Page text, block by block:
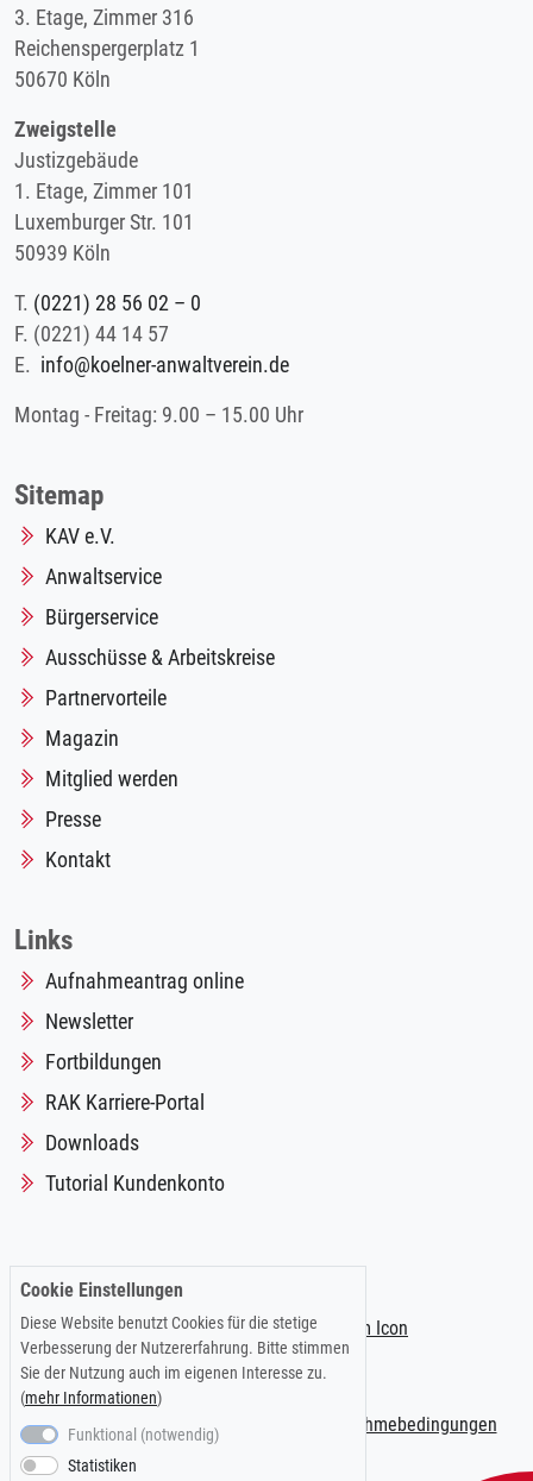
3. Etage, Zimmer 316
Reichenspergerplatz 1
50670 Köln
Zweigstelle
Justizgebäude
1. Etage, Zimmer 101
Luxemburger Str. 101
50939 Köln
T. (0221) 28 56 02 – 0
F. (0221) 44 14 57
E. info@koelner-anwaltverein.de
Montag - Freitag: 9.00 – 15.00 Uhr
Sitemap
KAV e.V.
Anwaltservice
Bürgerservice
Ausschüsse & Arbeitskreise
Partnervorteile
Magazin
Mitglied werden
Presse
Kontakt
Links
Aufnahmeantrag online
Newsletter
Fortbildungen
RAK Karriere-Portal
Downloads
Tutorial Kundenkonto
Impressum |Datenschutzerklärung Teilnahmebedingungen
Cookie Einstellungen
Diese Website benutzt Cookies für die stetige
Verbesserung der Nutzererfahrung. Bitte stimmen
Sie der Nutzung auch im eigenen Interesse zu.
(mehr Informationen)
Funktional (notwendig)
Statistiken